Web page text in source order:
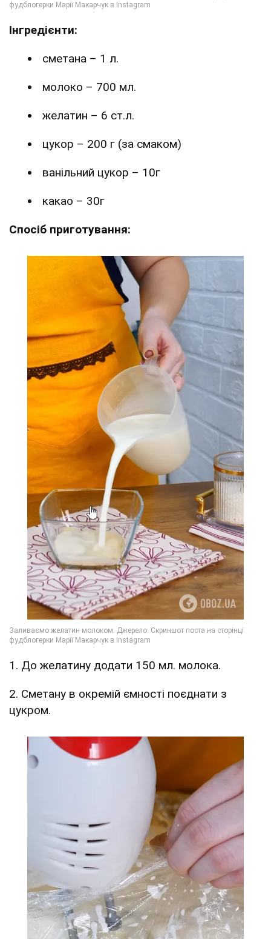
Інгредієнти:
сметана – 1 л.
молоко – 700 мл.
желатин – 6 ст.л.
цукор – 200 г (за смаком)
ванільний цукор – 10г
какао – 30г
Спосіб приготування:
1. До желатину додати 150 мл. молока.
2. Сметану в окремій ємності поєднати з
цукром.